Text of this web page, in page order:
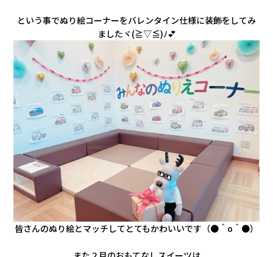
会社情報
カタ
リコ
お問
という事でぬり絵コーナーをバレンタイン仕様に装飾をしてみ
ましたヾ(≧▽≦)ﾉ💕
皆さんのぬり絵とマッチしてとてもかわいいです（●＾o＾●）